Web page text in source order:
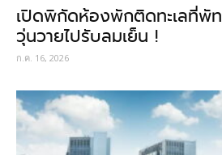
เปิดพิกัดห้องพักติดทะเลที่พั
วุ่นวายไปรับลมเย็น !
ก.ค. 16, 2026